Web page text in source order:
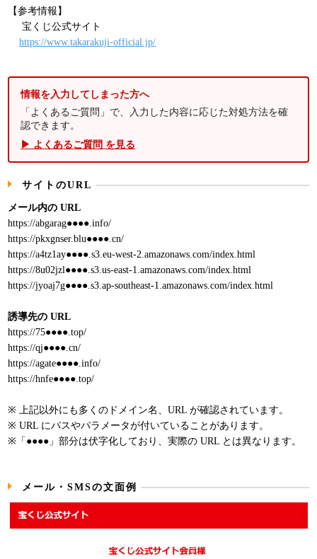
【参考情報】
宝くじ公式サイト
https://www.takarakuji-official.jp/
情報を入力してしまった方へ
「よくあるご質問」で、入力した内容に応じた対処方法を確
認できます。
▶ よくあるご質問 を見る
サイトのURL
メール内の URL
https://abgarag●●●●.info/
https://pkxgnser.blu●●●●.cn/
https://a4tz1ay●●●●.s3.eu-west-2.amazonaws.com/index.html
https://8u02jzl●●●●.s3.us-east-1.amazonaws.com/index.html
https://jyoaj7g●●●●.s3.ap-southeast-1.amazonaws.com/index.html
誘導先の URL
https://75●●●●.top/
https://qj●●●●.cn/
https://agate●●●●.info/
https://hnfe●●●●.top/
※ 上記以外にも多くのドメイン名、URL が確認されています。
※ URL にパスやパラメータが付いていることがあります。
※「●●●●」部分は伏字化しており、実際の URL とは異なります。
メール・SMSの文面例